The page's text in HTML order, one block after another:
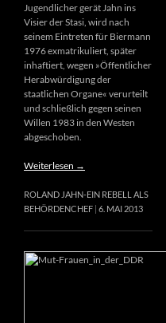
Jugendlicher gerät Jahn ins
Visier der Stasi, wird nach
seinem Eintreten für Biermann
1976 exmatrikuliert, später
inhaftiert, wegen »Öffentlicher
Herabwürdigung der
staatlichen Organe« verurteilt
und schließlich gegen seinen
Willen 1983 in den Westen
abgeschoben.
Weiterlesen →
ROLAND JAHN-EIN REBELL ALS
BEHÖRDENCHEF 6. MAI 2013